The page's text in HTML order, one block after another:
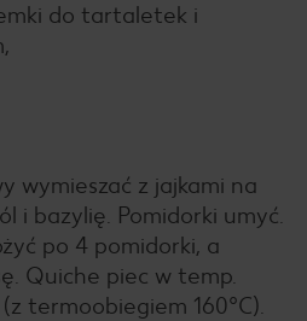
do tartaletek i
wymieszać z jajkami na
i bazylię. Pomidorki umyć.
po 4 pomidorki, a
Quiche piec w temp.
termoobiegiem 160°C).